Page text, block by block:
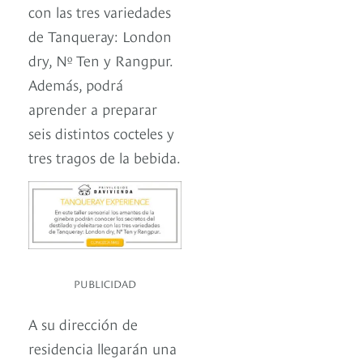
con las tres variedades
de Tanqueray: London
dry, Nº Ten y Rangpur.
Además, podrá
aprender a preparar
seis distintos cocteles y
tres tragos de la bebida.
PUBLICIDAD
A su dirección de
residencia llegarán una